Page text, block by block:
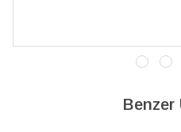
Benzer